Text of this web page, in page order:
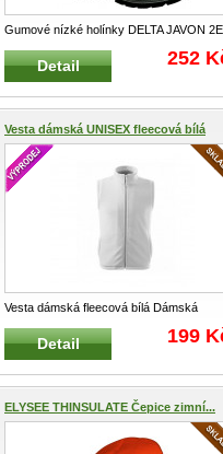
Gumové nízké holínky DELTA JAVON 2E
Chemicky odolná pracovní, nízká h...
Detail 252
Vesta dámská UNISEX fleecová bílá
Vesta dámská fleecová bílá Dámská
fleecová vesta Zapínání na zip ...
Detail 199
ELYSEE THINSULATE Čepice zimní...